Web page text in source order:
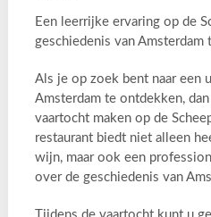
Een leerrijke ervaring op de
geschiedenis van
Als je op zoek bent naar een
Amsterdam te ontdekken,
vaartocht maken op de
restaurant biedt niet alleen
wijn, maar ook een
over de geschiedenis van